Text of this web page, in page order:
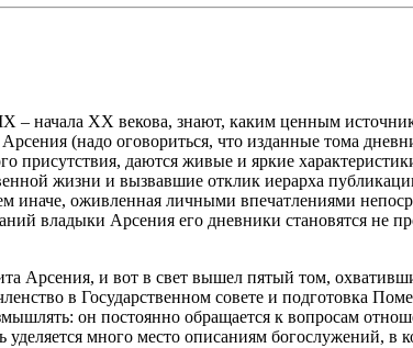
– начала XX векова, знают, каким ценным
(надо оговориться, что изданные тома
присутствия, даются живые и яркие
жизни и вызвавшие отклик иерарха
иначе, оживленная личными впечатлениями
владыки Арсения его дневники становятся не
Арсения, и вот в свет вышел пятый том,
в Государственном совете и подготовка
он постоянно обращается к вопросам
много место описаниям богослужений, в